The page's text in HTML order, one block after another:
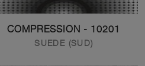
10201 - COMPRESSION
SUEDE (SUD)